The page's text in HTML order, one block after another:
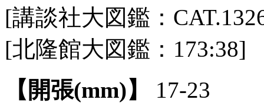
[講談社大図鑑：
[北隆館大図鑑：173:38]
【開張(mm)】
17-23